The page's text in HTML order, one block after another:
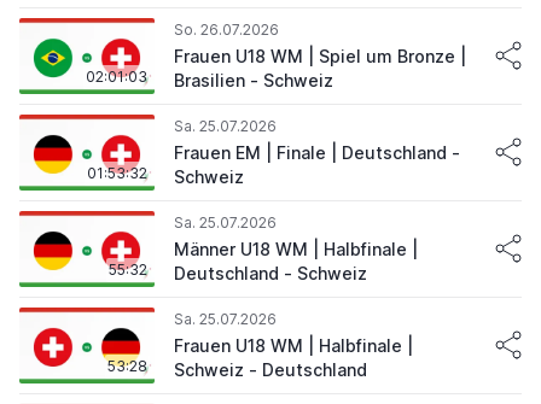
02:01:03
So. 26.07.2026
Frauen U18 WM | Spiel um Bronze |
Brasilien - Schweiz
01:53:32
Sa. 25.07.2026
Frauen EM | Finale | Deutschland -
Schweiz
55:32
Sa. 25.07.2026
Männer U18 WM | Halbfinale |
Deutschland - Schweiz
53:28
Sa. 25.07.2026
Frauen U18 WM | Halbfinale |
Schweiz - Deutschland